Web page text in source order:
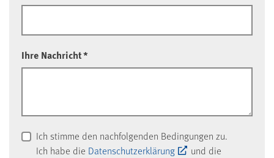
Ihre Nachricht*
Ich stimme den nachfolgenden Bedingungen zu.
Ich habe die Datenschutzerklärung
und die